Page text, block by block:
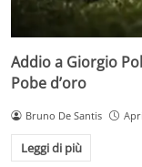
Addio a Giorgio
Pobe d’oro
Bruno De Santis
Leggi di più